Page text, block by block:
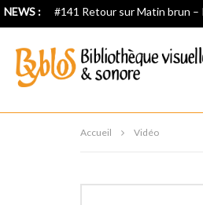
NEWS : #141 Retour sur Matin brun –
Accueil Vidéo